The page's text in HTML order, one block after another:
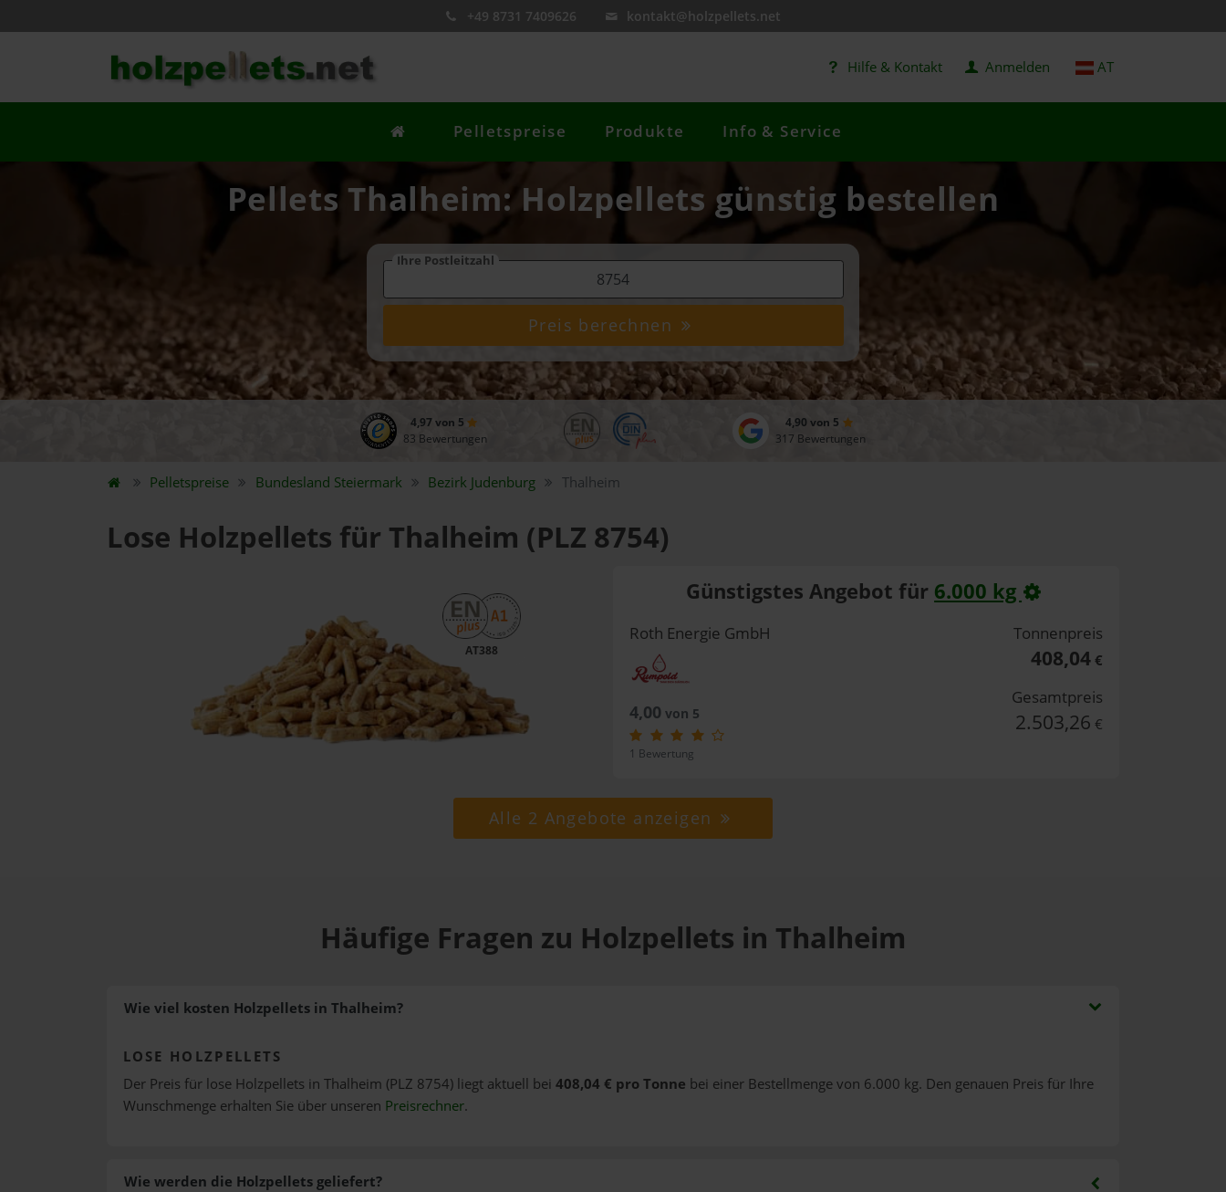
+49 8731 7409626 kontakt@holzpellets.net
Hilfe & Kontakt Anmelden AT
Pelletspreise Produkte Info & Service
Pellets Thalheim: Holzpellets günstig bestellen
Ihre Postleitzahl
Preis berechnen
4,97 von 5
83 Bewertungen
4,90 von 5
317 Bewertungen
Pelletspreise Bundesland Steiermark Bezirk Judenburg Thalheim
Lose Holzpellets für Thalheim (PLZ 8754)
AT388
Günstigstes Angebot für 6.000 kg
Roth Energie GmbH
4,00 von 5
1 Bewertung
Tonnenpreis
408,04€
Gesamtpreis
2.503,26 €
Alle 2 Angebote anzeigen
Häufige Fragen zu Holzpellets in Thalheim
Wie viel kosten Holzpellets in Thalheim?
LOSE HOLZPELLETS
Der Preis für lose Holzpellets in Thalheim (PLZ 8754) liegt aktuell bei 408,04 € pro Tonne bei einer Bestellmenge von 6.000 kg. Den genauen Preis für Ihre
Wunschmenge erhalten Sie über unseren Preisrechner.
Wie werden die Holzpellets geliefert?